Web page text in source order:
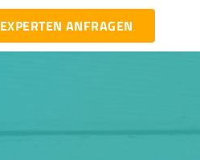
EXPERTEN ANFRAGEN